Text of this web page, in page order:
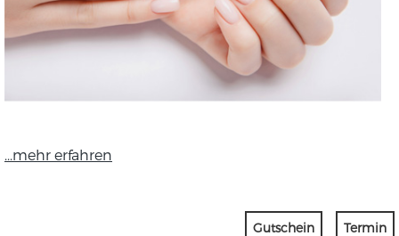
...mehr erfahren
Gutschein Termin